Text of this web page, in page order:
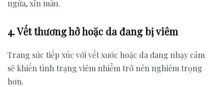
ngứa, xỉn màu.
4. Vết thương hở hoặc da đang bị viêm
Trang sức tiếp xúc với vết xước hoặc da đang nhạy cảm
sẽ khiến tình trạng viêm nhiễm trở nên nghiêm trọng
hơn.